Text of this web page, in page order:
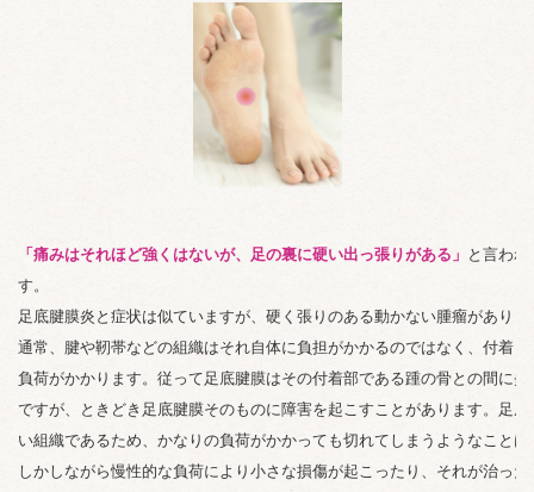
「痛みはそれほど強くはないが、足の裏に硬い出っ張りがある」 と言わ
す。
足底腱膜炎と症状は似ていますが、硬く張りのある動かない腫瘤がありま
通常、腱や靭帯などの組織はそれ自体に負担がかかるのではなく、付着
負荷がかかります。従って足底腱膜はその付着部である踵の骨との間に
ですが、ときどき足底腱膜そのものに障害を起こすことがあります。足
い組織であるため、かなりの負荷がかかっても切れてしまうようなこと
しかしながら慢性的な負荷により小さな損傷が起こったり、それが治っ